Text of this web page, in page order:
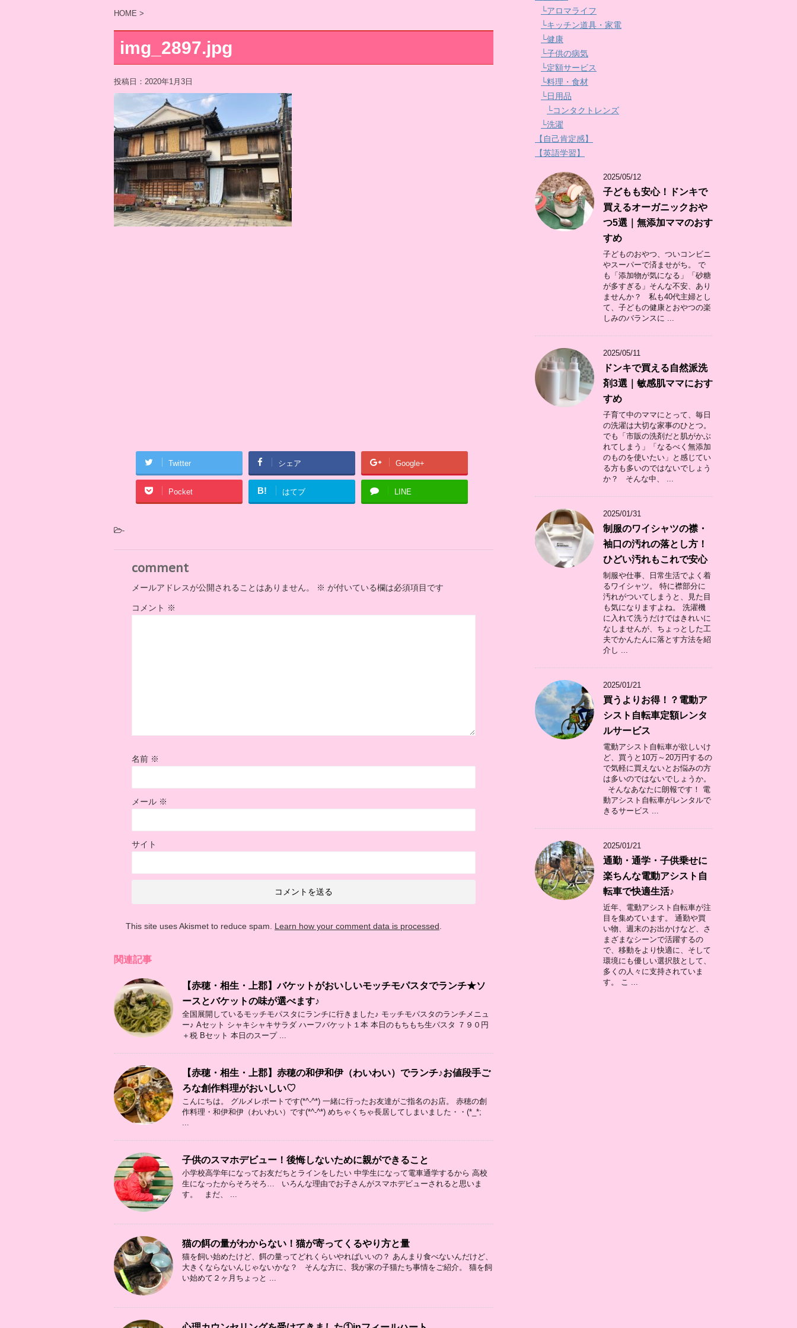
HOME >
img_2897.jpg
投稿日： 2020年1月3日
Twitter シェア Google+
Pocket B! はてブ LINE
-
comment
メールアドレスが公開されることはありません。 ※ が付いている欄は必須項目です
コメント ※
名前 ※
メール ※
サイト
This site uses Akismet to reduce spam. Learn how your comment data is processed
関連記事
【赤穂・相生・上郡】バケットがおいしいモッチモパスタでランチ★ソ
ースとバケットの味が選べます♪
全国展開しているモッチモパスタにランチに行きました♪ モッチモパスタのランチメニュ
ー♪ Aセット シャキシャキサラダ ハーフバケット１本 本日のもちもち生パスタ ７９０円
＋税 Bセット 本日のスープ ...
【赤穂・相生・上郡】赤穂の和伊和伊（わいわい）でランチ♪お値段手ご
ろな創作料理がおいしい♡
こんにちは。 グルメレポートです(*^-^*) 一緒に行ったお友達がご指名のお店。 赤穂の創
作料理・和伊和伊（わいわい）です(*^-^*) めちゃくちゃ長居してしまいました・・(*_*;
...
子供のスマホデビュー！後悔しないために親ができること
小学校高学年になってお友だちとラインをしたい 中学生になって電車通学するから 高校
生になったからそろそろ… いろんな理由でお子さんがスマホデビューされると思いま
す。 まだ、 ...
猫の餌の量がわからない！猫が寄ってくるやり方と量
猫を飼い始めたけど、餌の量ってどれくらいやればいいの？ あんまり食べないんだけど、
大きくならないんじゃないかな？ そんな方に、我が家の子猫たち事情をご紹介。 猫を飼
い始めて２ヶ月ちょっと ...
└アロマライフ
└キッチン道具・家電
└健康
└子供の病気
└定額サービス
└料理・食材
└日用品
└コンタクトレンズ
└洗濯
【自己肯定感】
【英語学習】
2025/05/12
子どもも安心！ドンキで
買えるオーガニックおや
つ5選｜無添加ママのおす
すめ
子どものおやつ、ついコンビニ
やスーパーで済ませがち。 で
も「添加物が気になる」「砂糖
が多すぎる」そんな不安、あり
ませんか？ 私も40代主婦とし
て、子どもの健康とおやつの楽
しみのバランスに ...
2025/05/11
ドンキで買える自然派洗
剤3選｜敏感肌ママにおす
すめ
子育て中のママにとって、毎日
の洗濯は大切な家事のひとつ。
でも「市販の洗剤だと肌がかぶ
れてしまう」「なるべく無添加
のものを使いたい」と感じてい
る方も多いのではないでしょう
か？ そんな中、 ...
2025/01/31
制服のワイシャツの襟・
袖口の汚れの落とし方！
ひどい汚れもこれで安心
制服や仕事、日常生活でよく着
るワイシャツ。 特に襟部分に
汚れがついてしまうと、見た目
も気になりますよね。 洗濯機
に入れて洗うだけではきれいに
なしませんが、ちょっとした工
夫でかんたんに落とす方法を紹
介し ...
2025/01/21
買うよりお得！？電動ア
シスト自転車定額レンタ
ルサービス
電動アシスト自転車が欲しいけ
ど、買うと10万～20万円するの
で気軽に買えないとお悩みの方
は多いのではないでしょうか。
そんなあなたに朗報です！ 電
動アシスト自転車がレンタルで
きるサービス ...
2025/01/21
通勤・通学・子供乗せに
楽ちんな電動アシスト自
転車で快適生活♪
近年、電動アシスト自転車が注
目を集めています。 通勤や買
い物、週末のお出かけなど、さ
まざまなシーンで活躍するの
で、移動をより快適に、そして
環境にも優しい選択肢として、
多くの人々に支持されていま
す。 こ ...